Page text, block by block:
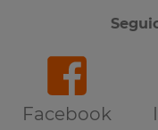
Facebook